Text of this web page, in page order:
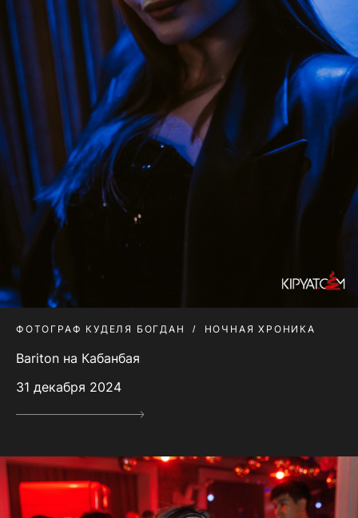
ФОТОГРАФ КУДЕЛЯ БОГДАН НОЧНАЯ ХРОНИКА
Bariton на Кабанбая
31 декабря 2024